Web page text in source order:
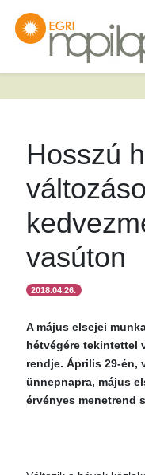
Hosszú
vasúton
2018.04.26.
A május elsejei
hétvégére tekintettel
rendje. Április 29-én,
ünnepnapra, május
érvényes menetrend